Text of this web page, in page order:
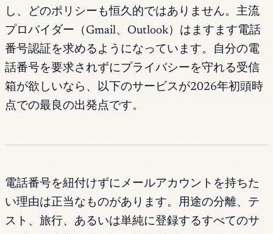
し、どのポリシーも恒久的ではありません。主流
プロバイダー（Gmail、Outlook）はますます電話
番号認証を求めるようになっています。自分の電
話番号を要求されずにプライバシーを守れる受信
箱が欲しいなら、以下のサービスが2026年初頭時
点での最良の出発点です。
電話番号を紐付けずにメールアカウントを持ちた
い理由は正当なものがあります。用途の分離、テ
スト、旅行、あるいは単純に登録するすべてのサ